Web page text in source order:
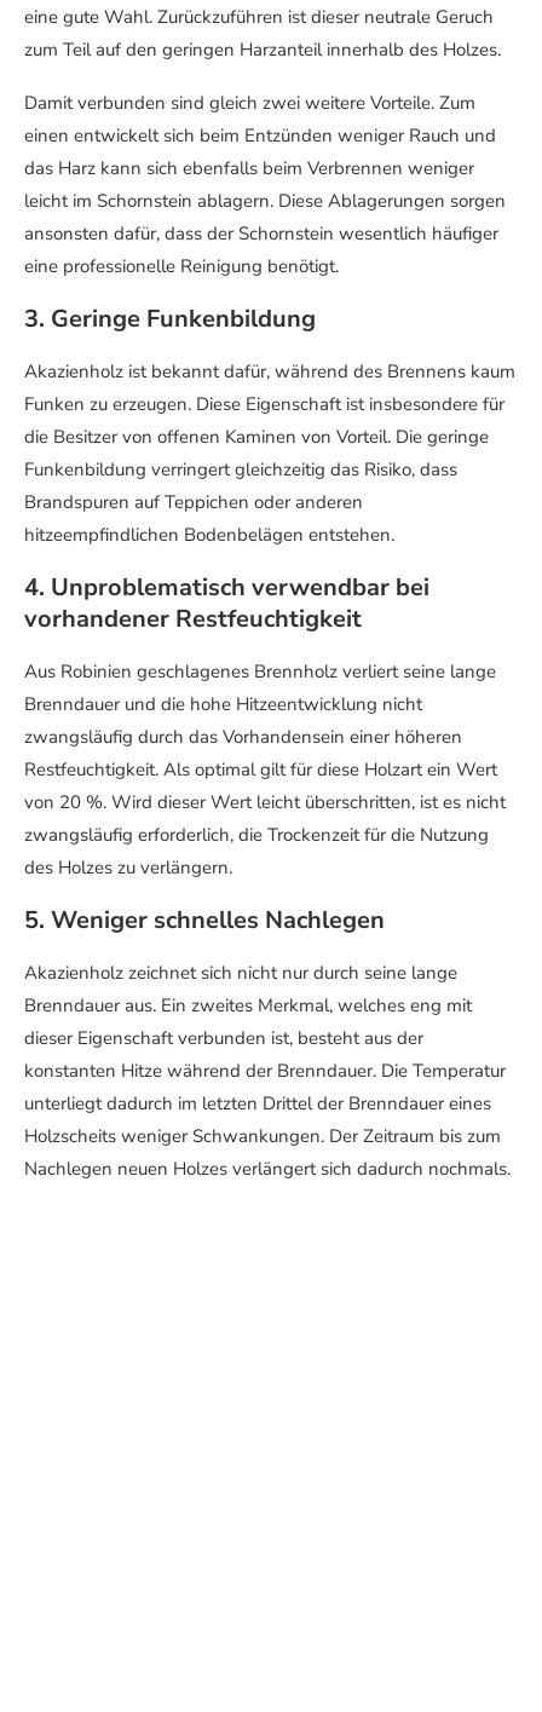
eine gute Wahl. Zurückzuführen ist dieser neutrale Geruch
zum Teil auf den geringen Harzanteil innerhalb des Holzes.
Damit verbunden sind gleich zwei weitere Vorteile. Zum
einen entwickelt sich beim Entzünden weniger Rauch und
das Harz kann sich ebenfalls beim Verbrennen weniger
leicht im Schornstein ablagern. Diese Ablagerungen sorgen
ansonsten dafür, dass der Schornstein wesentlich häufiger
eine professionelle Reinigung benötigt.
3. Geringe Funkenbildung
Akazienholz ist bekannt dafür, während des Brennens kaum
Funken zu erzeugen. Diese Eigenschaft ist insbesondere für
die Besitzer von offenen Kaminen von Vorteil. Die geringe
Funkenbildung verringert gleichzeitig das Risiko, dass
Brandspuren auf Teppichen oder anderen
hitzeempfindlichen Bodenbelägen entstehen.
4. Unproblematisch verwendbar bei
vorhandener Restfeuchtigkeit
Aus Robinien geschlagenes Brennholz verliert seine lange
Brenndauer und die hohe Hitzeentwicklung nicht
zwangsläufig durch das Vorhandensein einer höheren
Restfeuchtigkeit. Als optimal gilt für diese Holzart ein Wert
von 20 %. Wird dieser Wert leicht überschritten, ist es nicht
zwangsläufig erforderlich, die Trockenzeit für die Nutzung
des Holzes zu verlängern.
5. Weniger schnelles Nachlegen
Akazienholz zeichnet sich nicht nur durch seine lange
Brenndauer aus. Ein zweites Merkmal, welches eng mit
dieser Eigenschaft verbunden ist, besteht aus der
konstanten Hitze während der Brenndauer. Die Temperatur
unterliegt dadurch im letzten Drittel der Brenndauer eines
Holzscheits weniger Schwankungen. Der Zeitraum bis zum
Nachlegen neuen Holzes verlängert sich dadurch nochmals.